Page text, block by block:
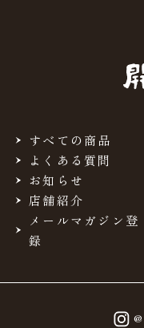
すべての商品
よくある質問
お知らせ
店舗紹介
メールマガジン登
録